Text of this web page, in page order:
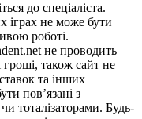
до спеціаліста.
іграх не може бути
роботі.
не проводить
гроші, також сайт не
та інших
пов’язані з
тоталізаторами. Будь-